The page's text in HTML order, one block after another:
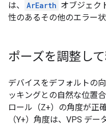
は、
ArEarth オブジェク
性のあるその他のエラー状
ポーズを調整し
デバイスをデフォルトの
ッキングとの自然な位置
ロール（Z+）の角度が正
（Y+）角度は、VPS デ